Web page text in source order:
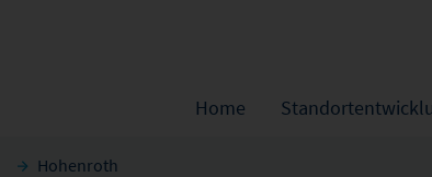
Home
Hohenroth